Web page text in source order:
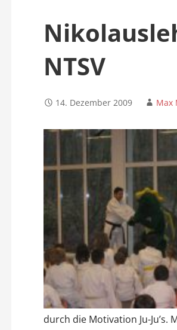
NTSV
14. Dezember 2009 Max
durch die Motivation Ju-